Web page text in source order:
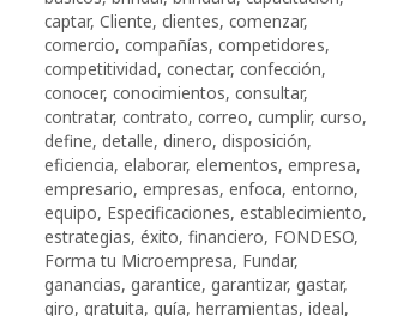
captar, Cliente, clientes, comenzar,
comercio, compañías, competidores,
competitividad, conectar, confección,
conocer, conocimientos, consultar,
contratar, contrato, correo, cumplir, curso,
define, detalle, dinero, disposición,
eficiencia, elaborar, elementos, empresa,
empresario, empresas, enfoca, entorno,
equipo, Especificaciones, establecimiento,
estrategias, éxito, financiero, FONDESO,
Forma tu Microempresa, Fundar,
ganancias, garantice, garantizar, gastar,
giro, gratuita, guía, herramientas, ideal,